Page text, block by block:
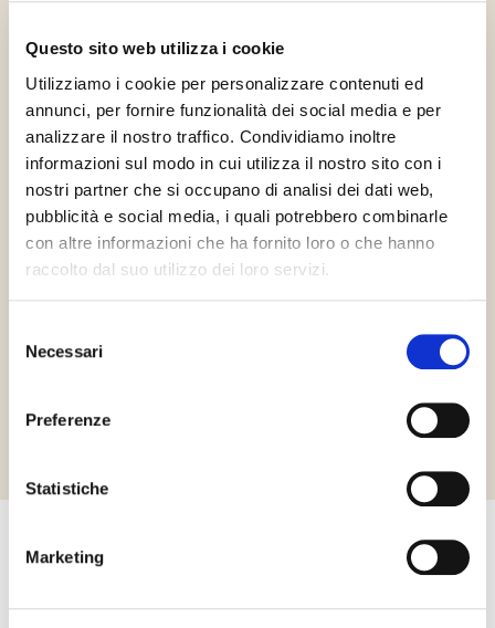
Questo sito web utilizza i cookie
Utilizziamo i cookie per personalizzare contenuti ed
annunci, per fornire funzionalità dei social media e per
analizzare il nostro traffico. Condividiamo inoltre
informazioni sul modo in cui utilizza il nostro sito con i
nostri partner che si occupano di analisi dei dati web,
pubblicità e social media, i quali potrebbero combinarle
con altre informazioni che ha fornito loro o che hanno
raccolto dal suo utilizzo dei loro servizi.
delNecessari
Preferenze
Statistiche
Marketing
Vegán Tejmentes
Egyéb termékek, amelyek
érdekelhetik Önt